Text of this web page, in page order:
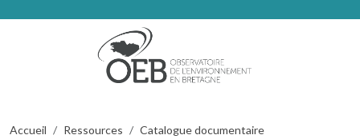
Fil d'Ariane
Accueil Ressources
Catalogue documentaire